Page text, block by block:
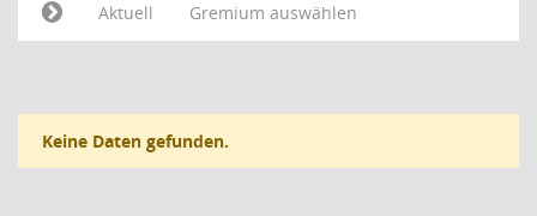
Aktuell
Gremium auswählen
Keine Daten gefunden.